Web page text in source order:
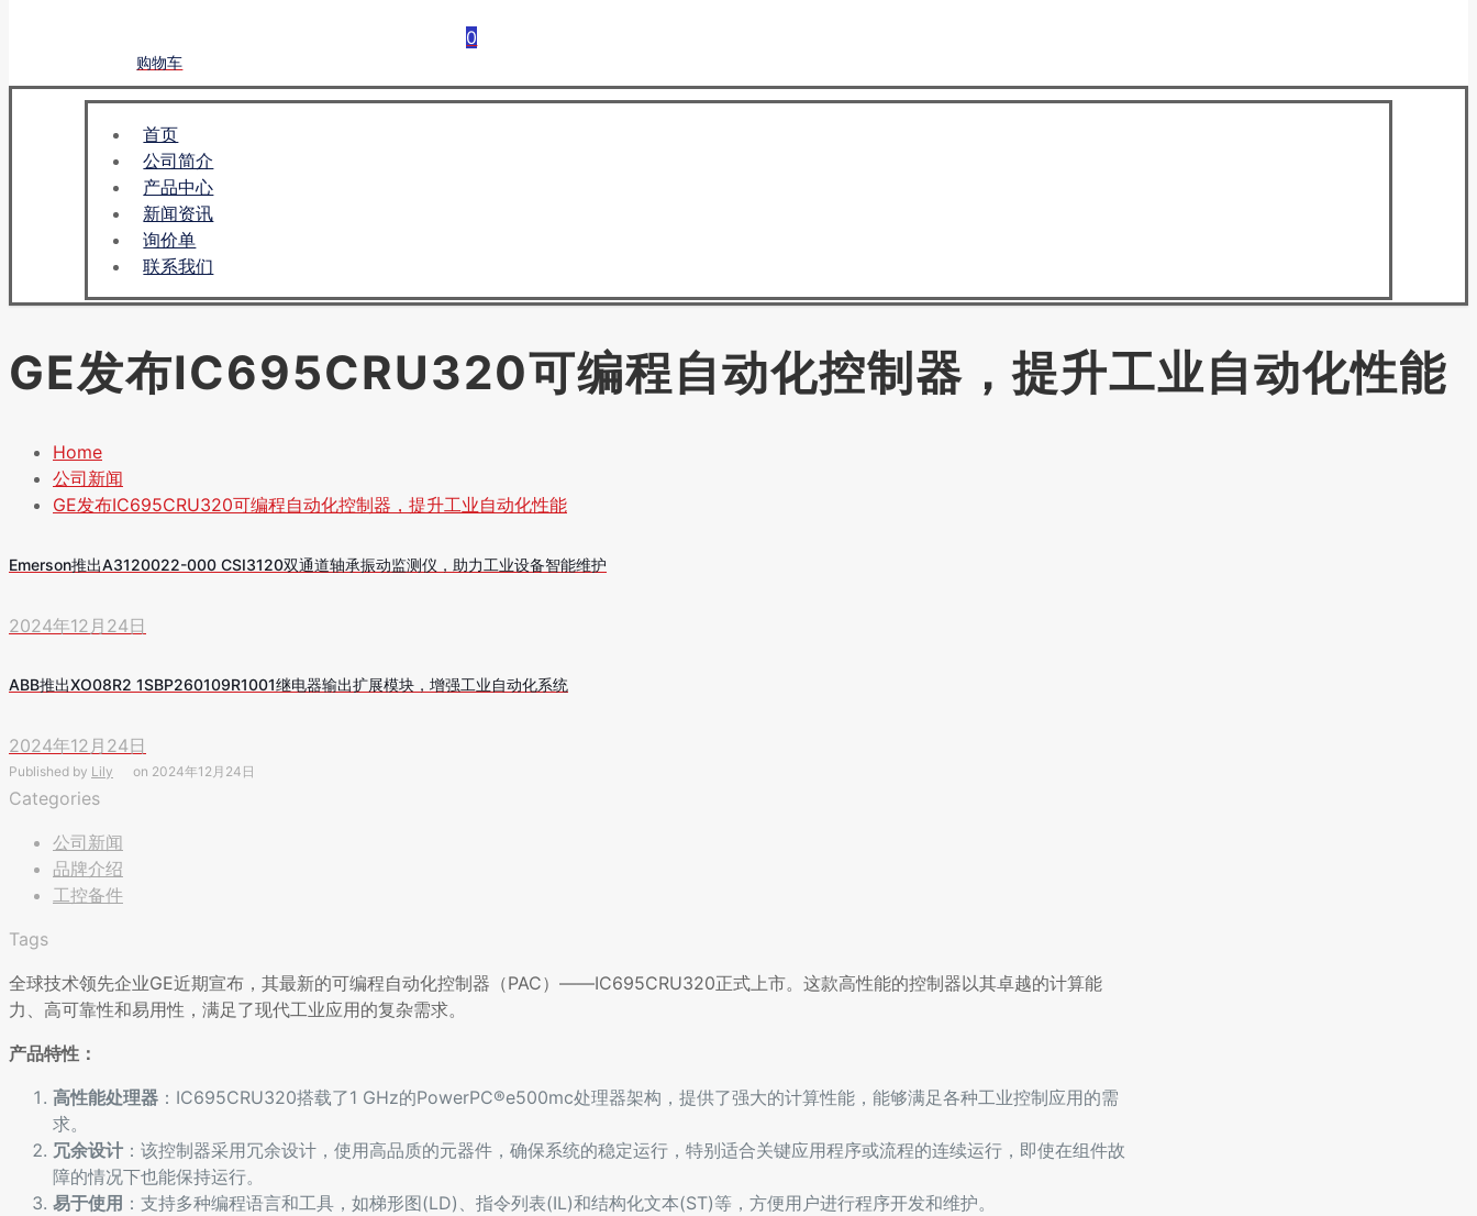
0
购物车
首页
公司简介
产品中心
新闻资讯
询价单
联系我们
GE发布IC695CRU320可编程自动化控制器，提升工业自动化性能
Home
公司新闻
GE发布IC695CRU320可编程自动化控制器，提升工业自动化性能
Emerson推出A3120022-000 CSI3120双通道轴承振动监测仪，助力工业设备智能维护
2024年12月24日
ABB推出XO08R2 1SBP260109R1001继电器输出扩展模块，增强工业自动化系统
2024年12月24日
Published by Lily on 2024年12月24日
Categories
公司新闻
品牌介绍
工控备件
Tags
全球技术领先企业GE近期宣布，其最新的可编程自动化控制器（PAC）——IC695CRU320正式上市。这款高性能的控制器以其卓越的计算能
力、高可靠性和易用性，满足了现代工业应用的复杂需求。
产品特性：
高性能处理器 ：IC695CRU320搭载了1 GHz的PowerPC®e500mc处理器架构，提供了强大的计算性能，能够满足各种工业控制应用的需
求。
冗余设计 ：该控制器采用冗余设计，使用高品质的元器件，确保系统的稳定运行，特别适合关键应用程序或流程的连续运行，即使在组件故
障的情况下也能保持运行。
易于使用 ：支持多种编程语言和工具，如梯形图(LD)、指令列表(IL)和结构化文本(ST)等，方便用户进行程序开发和维护。